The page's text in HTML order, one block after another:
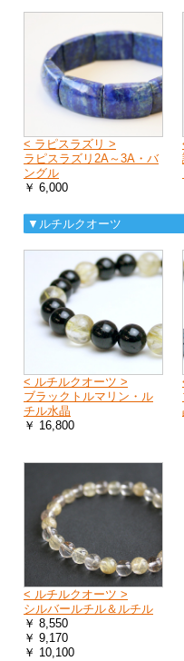
< ラピスラズリ >
ラピスラズリ2A～3A・バ
ングル
￥ 6,000
▼ルチルクオーツ
< ルチルクオーツ >
ブラックトルマリン・ル
チル水晶
￥ 16,800
< ルチルクオーツ >
シルバールチル＆ルチル
￥ 8,550
￥ 9,170
￥ 10,100